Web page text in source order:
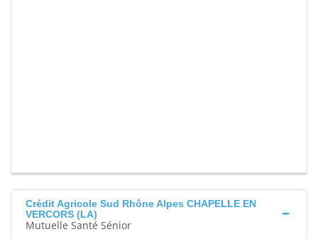
Crédit Agricole Sud Rhône Alpes CHAPELLE EN
VERCORS (LA)
Mutuelle Santé Sénior